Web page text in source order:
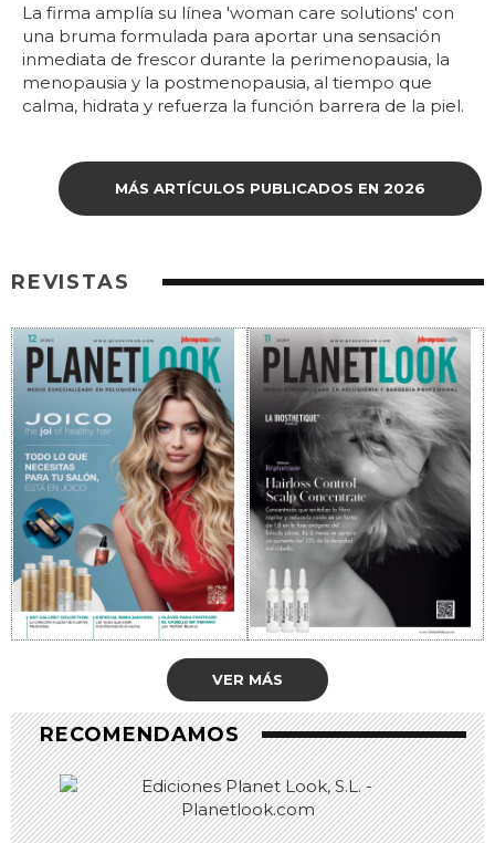
La firma amplía su línea 'woman care solutions' con
una bruma formulada para aportar una sensación
inmediata de frescor durante la perimenopausia, la
menopausia y la postmenopausia, al tiempo que
calma, hidrata y refuerza la función barrera de la piel.
MÁS ARTÍCULOS PUBLICADOS EN 2026
REVISTAS
VER MÁS
RECOMENDAMOS